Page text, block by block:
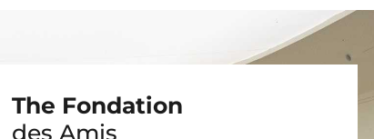
The Fondation
des Amis